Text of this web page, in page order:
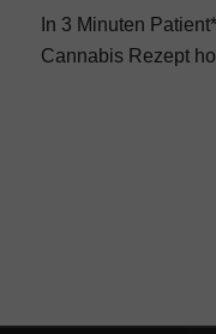
In 3 Minuten
Cannabis Rezept